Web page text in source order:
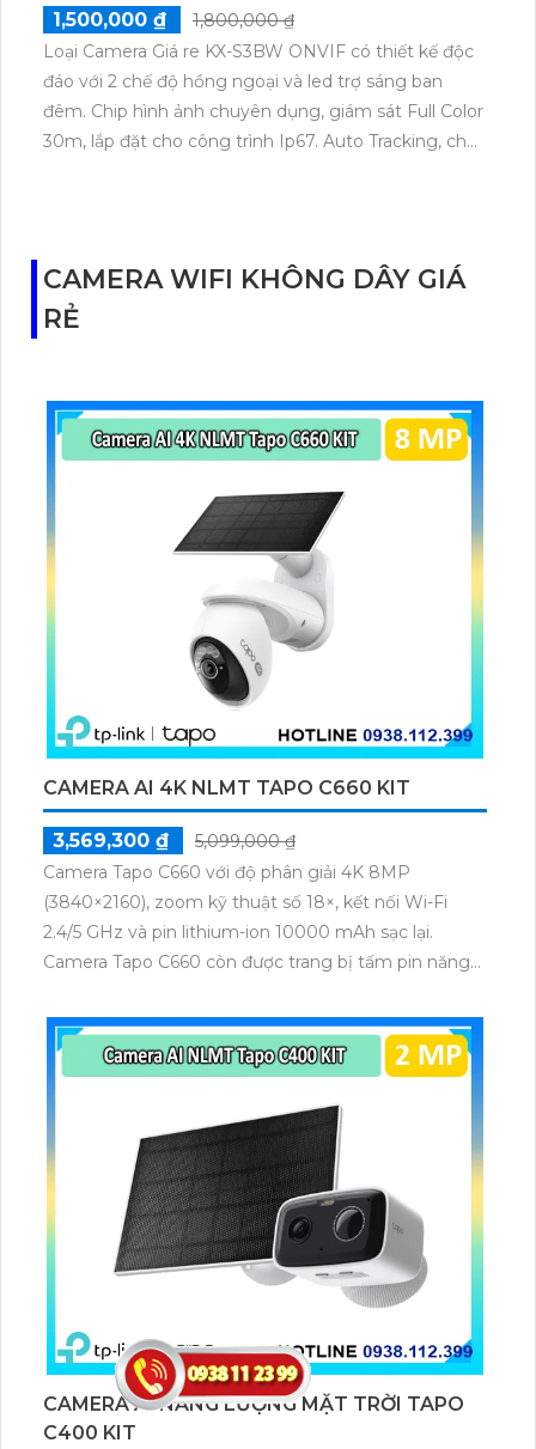
1,500,000 ₫
1,800,000 ₫
Loại Camera Giá re KX-S3BW ONVIF có thiết kế độc
đáo với 2 chế độ hồng ngoại và led trợ sáng ban
đêm. Chip hình ảnh chuyên dụng, giám sát Full Color
30m, lắp đặt cho công trình Ip67. Auto Tracking, chức
giá rẻ KX-S3BW ONVIF, thiết kế 2 chế độ hồng ngoại
và led trợ sáng ban đêm, khả năng giám sát Full
Color 30m. Cảm biến chuyên dụng, lắp đặt cho công
Hỗ trợ thẻ nhớ, thu âm và loa cao cấp.
CAMERA WIFI KHÔNG DÂY GIÁ
RẺ
CAMERA AI 4K NLMT TAPO C660 KIT
3,569,300 ₫
5,099,000 ₫
Camera Tapo C660 với độ phân giải 4K 8MP
(3840×2160), zoom kỹ thuật số 18×, kết nối Wi-Fi
2.4/5 GHz và pin lithium-ion 10000 mAh sạc lại.
Camera Tapo C660 còn được trang bị tấm pin năng
thú cưng, phương tiện, lưu trữ thẻ microSD tối đa 512
GB.
CAMERA AI NĂNG LƯỢNG MẶT TRỜI TAPO
C400 KIT